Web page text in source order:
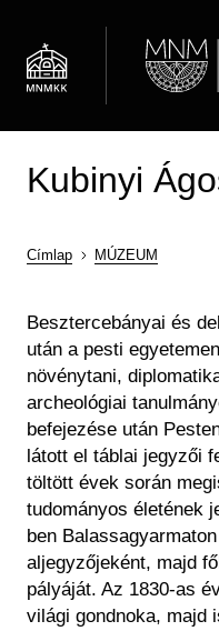
tartalomra
Menü
(HU)
Látogatóknak
Térkép
Látogatói információk
Önálló felfedezés
Csoportos látogatás
Családoknak
Vasúti kedvezmény
Óvodások
Iskolások
Gyerekek
Családok
Felnőttek
Pedagógusok
Múzeum
Múzeumi élet / Rólunk
Önkéntesség
Iskolai közösségi
OMMIK
Régészet
Tagintézmények
Felnőttképzés
Közérdekű adatok
Gyűjtemények
Régészeti Tár
Újkori Főosztály
Modernkori Főosztály
Képcsarnok
Történeti Fényképtár
Éremtár
Adattár
Keresés
HU EN
Kubinyi
Morzsa
Címlap MÚZEUM
Besztercebányai és
után a pesti
növénytani,
archeológiai
befejezése után
látott el táblai jegyzői
töltött évek során
tudományos életének
ben
aljegyzőjeként, majd
pályáját. Az 1830-as
világi gondnoka, majd